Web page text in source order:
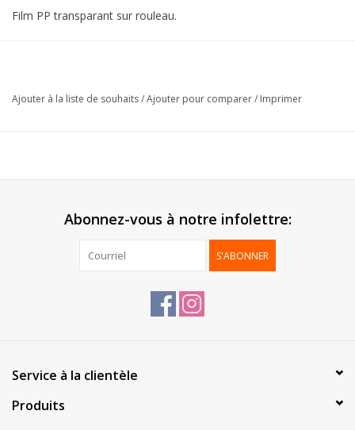
Film PP transparant sur rouleau.
Livré:
Sur rouleau
d'informations*
Ajouter à la liste de souhaits/Ajouter pour comparer/ Imprimer
Abonnez-vous à notre infolettre:
S'ABONNER
Service à la clientèle
Produits